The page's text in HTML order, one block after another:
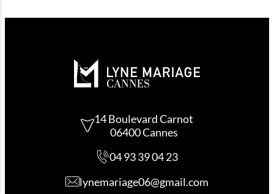
14 Boulevard Carnot
06400 Cannes
04 93 39 04 23
lynemariage06@gmail.com